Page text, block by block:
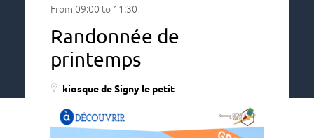
Randonnée de
printemps
kiosque de Signy le petit
From 09:00 to 11:30